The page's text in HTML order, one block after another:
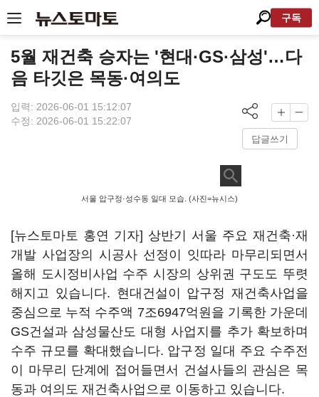
구독
5월 재건축 승자는 '현대·GS·삼성'…다
음 타깃은 목동·여의도
입력: 2026-06-01 15:12:07
수정: 2026-06-01 15:22:07
답글쓰기
서울 압구정·성수동 일대 모습. (사진=뉴시스)
[뉴스토마토 홍연 기자] 상반기 서울 주요 재건축·재
개발 사업장의 시공사 선정이 잇따라 마무리되면서
올해 도시정비사업 수주 시장의 상위권 구도도 뚜렷
해지고 있습니다. 현대건설이 압구정 재건축사업을
중심으로 누적 수주액 7조6947억원을 기록한 가운데
GS건설과 삼성물산도 대형 사업지를 추가 확보하며
수주 규모를 확대했습니다. 압구정 일대 주요 수주전
이 마무리 단계에 접어들면서 건설사들의 관심은 목
동과 여의도 재건축사업으로 이동하고 있습니다.